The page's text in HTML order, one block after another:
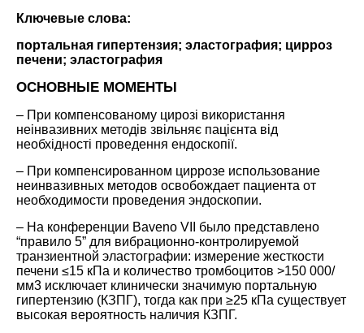
Ключевые слова:
портальная гипертензия; эластография; цирроз
печени; эластография
ОСНОВНЫЕ МОМЕНТЫ
– При компенсованому цирозі використання
неінвазивних методів звільняє пацієнта від
необхідності проведення ендоскопії.
– При компенсированном циррозе использование
неинвазивных методов освобождает пациента от
необходимости проведения эндоскопии.
– На конференции Baveno VII было представлено
“правило 5” для вибрационно-контролируемой
транзиентной эластографии: измерение жесткости
печени ≤15 кПа и количество тромбоцитов >150 000/
мм3 исключает клинически значимую портальную
гипертензию (КЗПГ), тогда как при ≥25 кПа существует
высокая вероятность наличия КЗПГ.